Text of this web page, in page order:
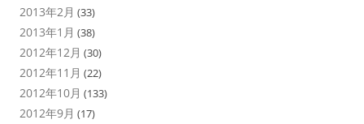
2013年2月 (33)
2013年1月 (38)
2012年12月 (30)
2012年11月 (22)
2012年10月 (133)
2012年9月 (17)